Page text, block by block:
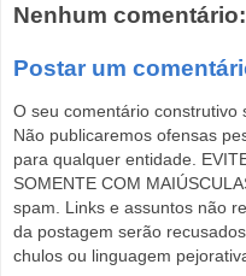
Nenhum comentário:
Postar um
O seu comentário construtivo
Não publicaremos ofensas
para qualquer entidade.
SOMENTE COM
spam. Links e assuntos não
da postagem serão
chulos ou linguagem